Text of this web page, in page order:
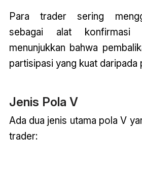
Para trader sering
sebagai alat konfirmasi
menunjukkan bahwa
partisipasi yang kuat daripada
Jenis Pola V
Ada dua jenis utama pola V
trader: